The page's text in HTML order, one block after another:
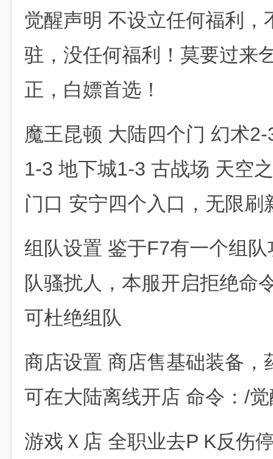
觉醒声明 不设立任何福利，
驻，没任何福利！莫要过来
正，白嫖首选！
魔王昆顿 大陆四个门 幻术
1-3 地下城1-3 古战场 天空
门口 安宁四个入口，无限刷
组队设置 鉴于F7有一个组
队骚扰人，本服开启拒绝命
可杜绝组队
商店设置 商店售基础装备，
可在大陆离线开店 命令：/
游戏Ｘ店 全职业去P K反伤